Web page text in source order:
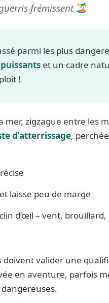
frémissent
parmi les plus
et un cadre
!
mer, zigzague entre les
d’atterrissage,
laisse peu de marge
d’œil – vent,
doivent valider une
en aventure, parfois
.